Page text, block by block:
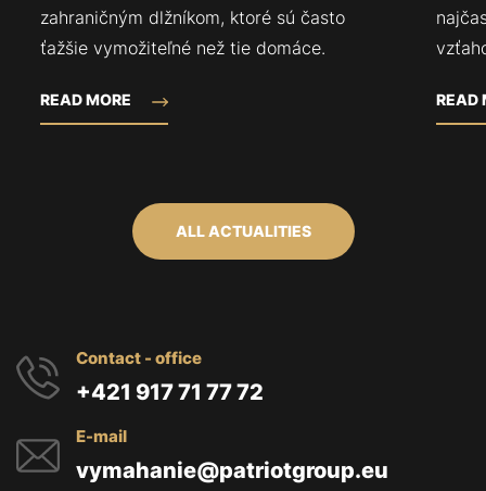
zahraničným dlžníkom, ktoré sú často
ťažšie vymožiteľné než tie domáce.
READ MORE READ
ALL ACTUALITIES
Contact - office
+421 917 71 77 72
E-mail
vymahanie@patriotgroup.eu